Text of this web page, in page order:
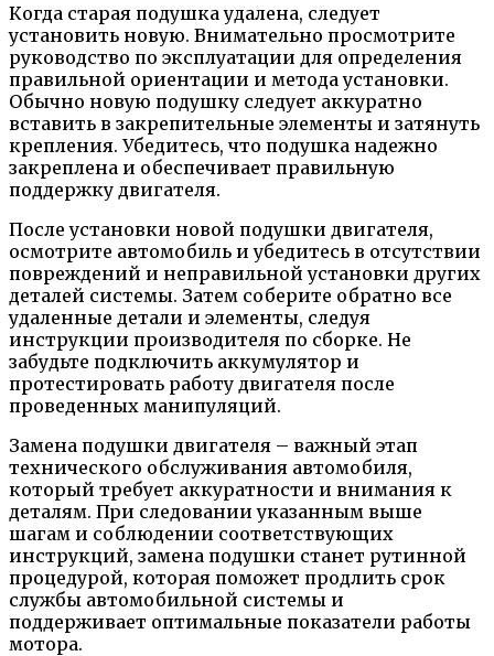
Когда старая подушка удалена, следует
установить новую. Внимательно просмотрите
руководство по эксплуатации для определения
правильной ориентации и метода установки.
Обычно новую подушку следует аккуратно
вставить в закрепительные элементы и затянуть
крепления. Убедитесь, что подушка надежно
закреплена и обеспечивает правильную
поддержку двигателя.
После установки новой подушки двигателя,
осмотрите автомобиль и убедитесь в отсутствии
повреждений и неправильной установки других
деталей системы. Затем соберите обратно все
удаленные детали и элементы, следуя
инструкции производителя по сборке. Не
забудьте подключить аккумулятор и
протестировать работу двигателя после
проведенных манипуляций.
Замена подушки двигателя – важный этап
технического обслуживания автомобиля,
который требует аккуратности и внимания к
деталям. При следовании указанным выше
шагам и соблюдении соответствующих
инструкций, замена подушки станет рутинной
процедурой, которая поможет продлить срок
службы автомобильной системы и
поддерживает оптимальные показатели работы
мотора.